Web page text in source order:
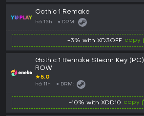
Gothic 1 Remake
há 15h DRM:
-3% with XD3OFF copy
Gothic 1 Remake Steam Key (PC)
ROW
★5.0
há 11h DRM:
-10% with XDD10 copy